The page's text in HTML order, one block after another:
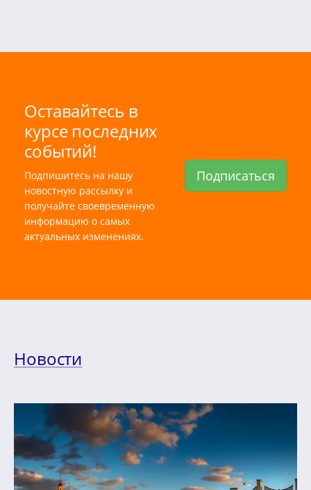
Оставайтесь в
курсе последних
событий!
Подпишитесь на нашу
новостную рассылку и
получайте своевременную
информацию о самых
актуальных изменениях.
Подписаться
Новости